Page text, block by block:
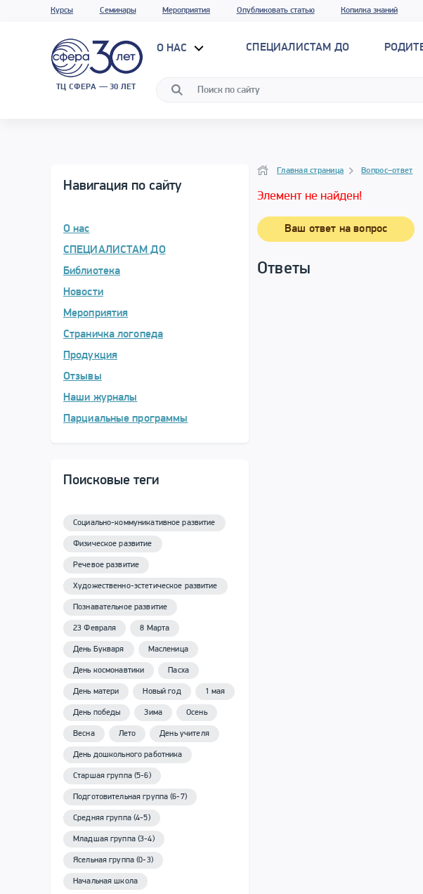
Курсы Семинары Мероприятия Опубликовать статью Копилка знаний
ТЦ СФЕРА — 30 ЛЕТ
О НАС СПЕЦИАЛИСТАМ ДО
Навигация по сайту
О нас
СПЕЦИАЛИСТАМ ДО
Библиотека
Новости
Мероприятия
Страничка логопеда
Продукция
Отзывы
Наши журналы
Парциальные программы
Поисковые теги
Социально-коммуникативное развитие
Физическое развитие
Речевое развитие
Художественно-эстетическое развитие
Познавательное развитие
23 Февраля 8 Марта
День Букваря Масленица
День космонавтики Пасха
День матери Новый год 1 мая
День победы Зима Осень
Весна Лето День учителя
День дошкольного работника
Старшая группа (5-6)
Подготовительная группа (6-7)
Средняя группа (4-5)
Младшая группа (3-4)
Ясельная группа (0-3)
Начальная школа
Вопрос–ответ
НавигацияГлавная страница Вопрос–ответ
Элемент не найден!
Ваш ответ на вопрос
Ответы